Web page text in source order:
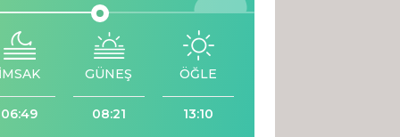
06:49
GÜNEŞ
08:21
ÖĞLE
13:10